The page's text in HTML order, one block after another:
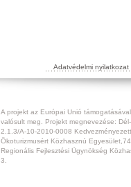
Adatvédelmi nyilatkozat
A projekt az Európai Unió
valósult meg. Projekt megnevezése:
2.1.3/A-10-2010-0008
Ökoturizmusért Közhasznú
Regionális Fejlesztési Ügynökség
3.